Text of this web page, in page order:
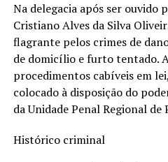
Na delegacia após ser ouvido
Cristiano Alves da Silva
flagrante pelos crimes de
de domicílio e furto tentado.
procedimentos cabíveis em
colocado à disposição do
da Unidade Penal Regional de
Histórico criminal